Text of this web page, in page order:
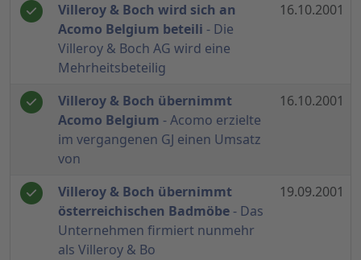
Villeroy & Boch wird sich an
Acomo Belgium beteili - Die
Villeroy & Boch AG wird eine
Mehrheitsbeteilig
16.10.2001
Villeroy & Boch übernimmt
Acomo Belgium - Acomo erzielte
im vergangenen GJ einen Umsatz
von
16.10.2001
Villeroy & Boch übernimmt
österreichischen Badmöbe- Das
Unternehmen firmiert nunmehr
als Villeroy & Bo
19.09.2001